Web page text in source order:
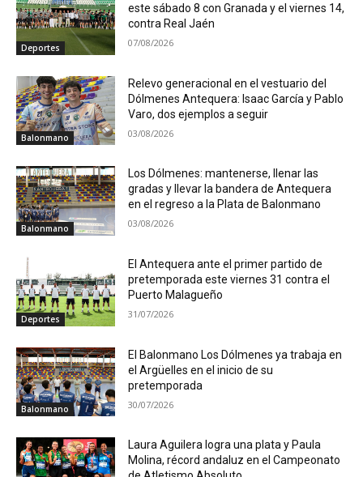
Deportes
este sábado 8 con Granada y el viernes 14,
contra Real Jaén
07/08/2026
Balonmano
Relevo generacional en el vestuario del
Dólmenes Antequera: Isaac García y Pablo
Varo, dos ejemplos a seguir
03/08/2026
Balonmano
Los Dólmenes: mantenerse, llenar las
gradas y llevar la bandera de Antequera
en el regreso a la Plata de Balonmano
03/08/2026
Deportes
El Antequera ante el primer partido de
pretemporada este viernes 31 contra el
Puerto Malagueño
31/07/2026
Balonmano
El Balonmano Los Dólmenes ya trabaja en
el Argüelles en el inicio de su
pretemporada
30/07/2026
Laura Aguilera logra una plata y Paula
Molina, récord andaluz en el Campeonato